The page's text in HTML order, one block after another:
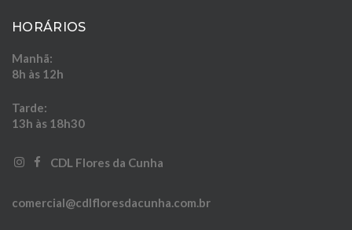
HORÁRIOS
Manhã:
8h às 12h
Tarde:
13h às 18h30
‎ ‎ ‎ ‎ CDL Flores da Cunha
comercial@cdlfloresdacunha.com.br